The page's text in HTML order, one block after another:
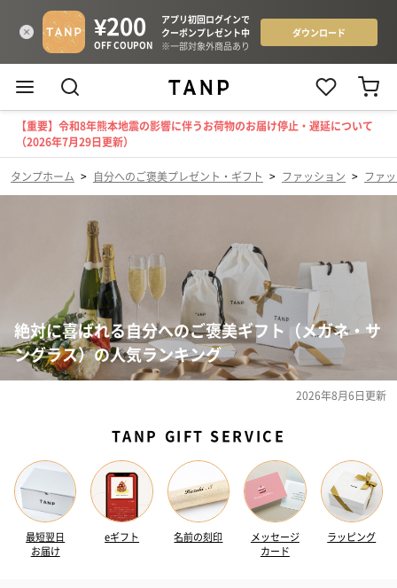
【重要】令和8年熊本地震の影響に伴うお荷物のお届け停止・遅延について
（2026年7月29日更新）
タンプホーム > 自分へのご褒美プレゼント・ギフト > ファッション > ファ
絶対に喜ばれる自分へのご褒美ギフト（メガネ・サ
ングラス）の人気ランキング
2026年8月6日更新
TANP GIFT SERVICE
最短翌日
お届け
eギフト 名前の刻印
メッセージ
カード
ラッピング